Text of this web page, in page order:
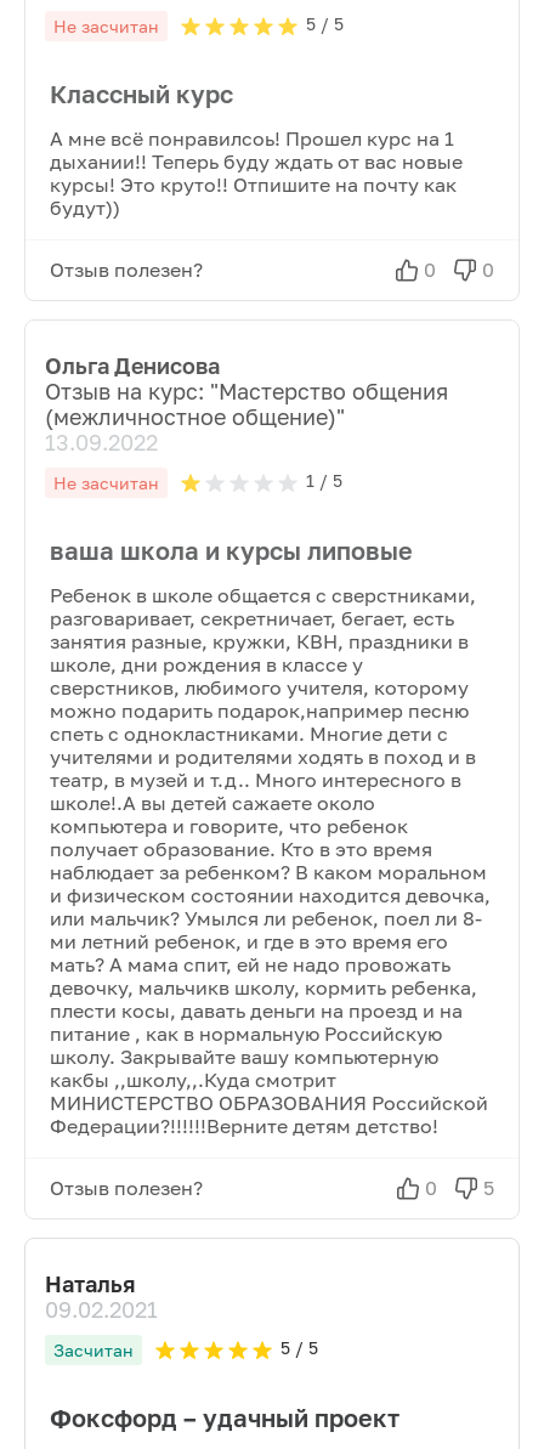
Не засчитан 5/ 5
Классный курс
А мне всё понравилсоь! Прошел курс на 1
дыхании!! Теперь буду ждать от вас новые
курсы! Это круто!! Отпишите на почту как
будут))
Отзыв полезен? 0 0
Ольга Денисова
Отзыв на курс: "Мастерство общения
(межличностное общение)"
13.09.2022
Не засчитан 1 / 5
ваша школа и курсы липовые
Ребенок в школе общается с сверстниками,
разговаривает, секретничает, бегает, есть
занятия разные, кружки, КВН, праздники в
школе, дни рождения в классе у
сверстников, любимого учителя, которому
можно подарить подарок,например песню
спеть с однокластниками. Многие дети с
учителями и родителями ходять в поход и в
театр, в музей и т.д.. Много интересного в
школе!.А вы детей сажаете около
компьютера и говорите, что ребенок
получает образование. Кто в это время
наблюдает за ребенком? В каком моральном
и физическом состоянии находится девочка,
или мальчик? Умылся ли ребенок, поел ли 8-
ми летний ребенок, и где в это время его
мать? А мама спит, ей не надо провожать
девочку, мальчикв школу, кормить ребенка,
плести косы, давать деньги на проезд и на
питание , как в нормальную Российскую
школу. Закрывайте вашу компьютерную
какбы ,,школу,,.Куда смотрит
МИНИСТЕРСТВО ОБРАЗОВАНИЯ Российской
Федерации?!!!!!!Верните детям детство!
Отзыв полезен? 0 5
Наталья
09.02.2021
Засчитан 5/ 5
Фоксфорд – удачный проект